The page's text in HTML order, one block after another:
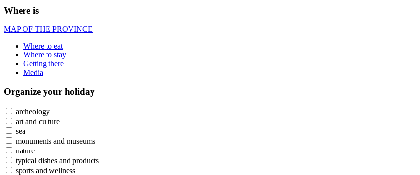
Where is
MAP OF THE PROVINCE
Where to eat
Where to stay
Getting there
Media
Organize your holiday
archeology
art and culture
sea
monuments and museums
nature
typical dishes and products
sports and wellness